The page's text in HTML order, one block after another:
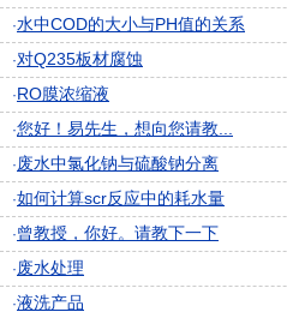
·水中COD的大小与PH值的关系
·对Q235板材腐蚀
·RO膜浓缩液
·您好！易先生，想向您请教...
· 废水中氯化钠与硫酸钠分离
·如何计算scr反应中的耗水量
·曾教授，你好。请教下一下
· 废水处理
·液洗产品